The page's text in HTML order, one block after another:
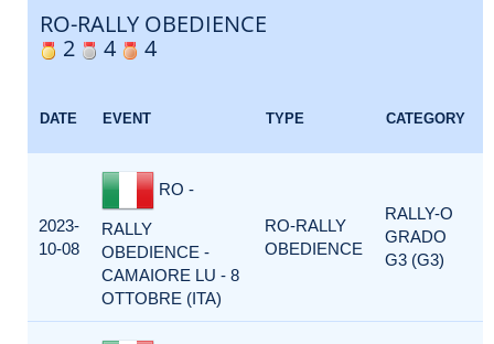
RO-RALLY OBEDIENCE
2
4 4
DATE EVENT TYPE CATEGORY
2023-
10-08
RO -
RALLY
OBEDIENCE -
CAMAIORE LU - 8
OTTOBRE (ITA)
RO-RALLY
OBEDIENCE
RALLY-O
GRADO
G3 (G3)